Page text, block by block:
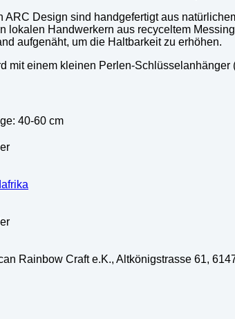
ARC Design sind handgefertigt aus
lokalen Handwerkern aus recyceltem
aufgenäht, um die Haltbarkeit zu erhöhen.
mit einem kleinen Perlen-Schlüsselanhänger
40-60 cm
Rainbow Craft e.K., Altkönigstrasse 61,